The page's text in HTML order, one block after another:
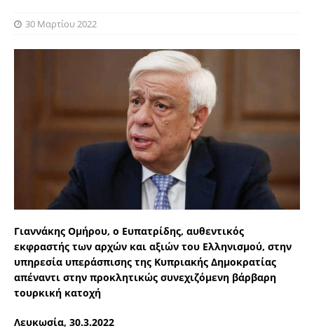
30 Μαρτίου 2022
Γιαννάκης Ομήρου, ο Ευπατρίδης, αυθεντικός
εκφραστής των αρχών και αξιών του Ελληνισμού, στην
υπηρεσία υπεράσπισης της Κυπριακής Δημοκρατίας
απέναντι στην προκλητικώς συνεχιζόμενη βάρβαρη
τουρκική κατοχή
Λευκωσία, 30.3.2022